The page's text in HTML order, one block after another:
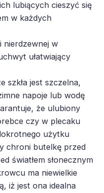
lubiących cieszyć się
w każdych
nierdzewnej w
ułatwiający
szkła jest szczelna,
napoje lub wodę
że ulubiony
czy w plecaku
użytku
chroni butelkę przed
światłem słonecznym
ma niewielkie
iż jest ona idealna